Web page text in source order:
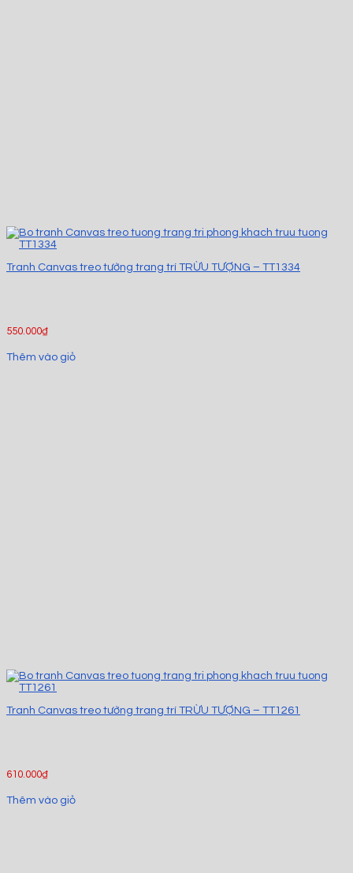
Tranh Canvas treo tường trang trí TRỪU TƯỢNG – TT1334
550.000₫
Thêm vào giỏ
Tranh Canvas treo tường trang trí TRỪU TƯỢNG – TT1261
610.000₫
Thêm vào giỏ